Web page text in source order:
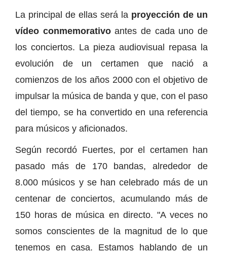
La principal de ellas será la proyección de un
vídeo conmemorativoantes de cada uno de
los conciertos. La pieza audiovisual repasa la
evolución de un certamen que nació a
comienzos de los años 2000 con el objetivo de
impulsar la música de banda y que, con el paso
del tiempo, se ha convertido en una referencia
para músicos y aficionados.
Según recordó Fuertes, por el certamen han
pasado más de 170 bandas, alrededor de
8.000 músicos y se han celebrado más de un
centenar de conciertos, acumulando más de
150 horas de música en directo. "A veces no
somos conscientes de la magnitud de lo que
tenemos en casa. Estamos hablando de un